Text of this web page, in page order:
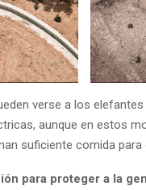
verse a los elefantes
aunque en estos
suficiente comida para
para proteger a la